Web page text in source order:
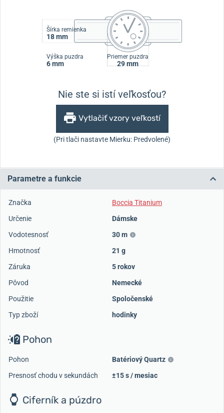
Šírka remienka
18 mm
Výška puzdra
6 mm
Priemer puzdra
29 mm
Nie ste si istí veľkosťou?
Vytlačiť vzory veľkostí
(Pri tlači nastavte Mierku: Predvolené)
Parametre a funkcie
Značka
Boccia Titanium
Určenie
Dámske
Vodotesnosť
30 m
Hmotnosť
21 g
Záruka
5 rokov
Pôvod
Nemecké
Použitie
Spoločenské
Typ zboží
hodinky
Pohon
Pohon
Batériový Quartz
Presnosť chodu v sekundách
±15 s / mesiac
Ciferník a púzdro